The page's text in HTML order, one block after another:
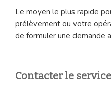
Le moyen le plus rapide
prélèvement ou votre
de formuler une demande
Contacter le